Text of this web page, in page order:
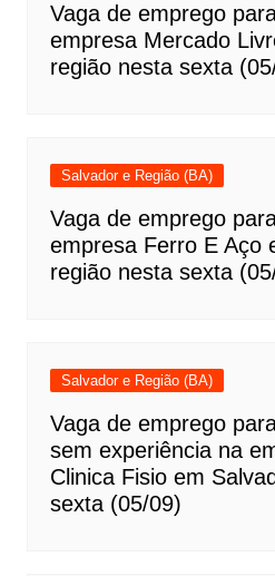
Vaga de emprego
empresa Mercado
região nesta sexta
Salvador e Região (BA)
Vaga de emprego
empresa Ferro E Aço
região nesta sexta
Salvador e Região (BA)
Vaga de emprego
sem experiência na
Clinica Fisio em
sexta (05/09)